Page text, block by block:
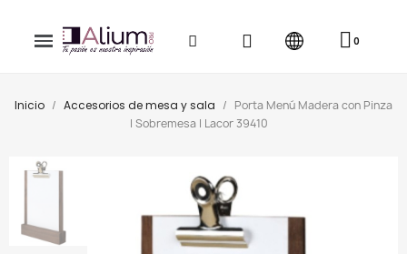
Inicio Accesorios de mesa y sala
Porta Menú Madera con Pinza
| Sobremesa | Lacor 39410